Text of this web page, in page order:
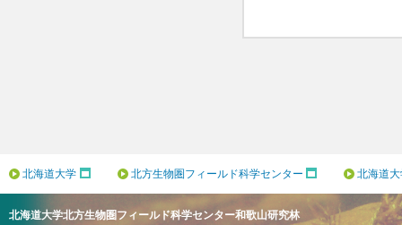
北海道大学 北方生物圏フィールド科学センター 北海道
北海道大学北方生物圏フィールド科学センター和歌山研究林